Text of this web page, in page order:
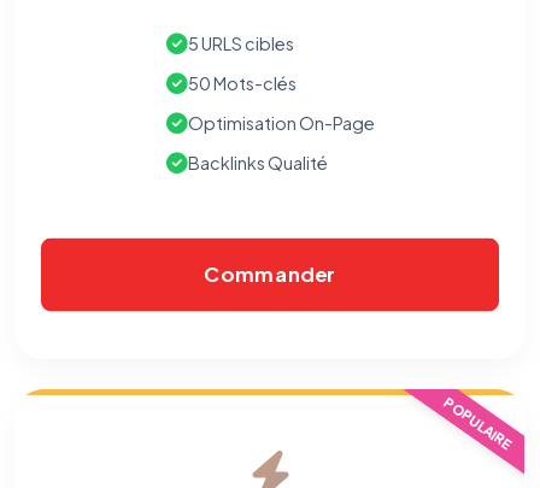
5 URLS cibles
50 Mots-clés
Optimisation On-Page
Backlinks Qualité
Commander
POPULAIRE